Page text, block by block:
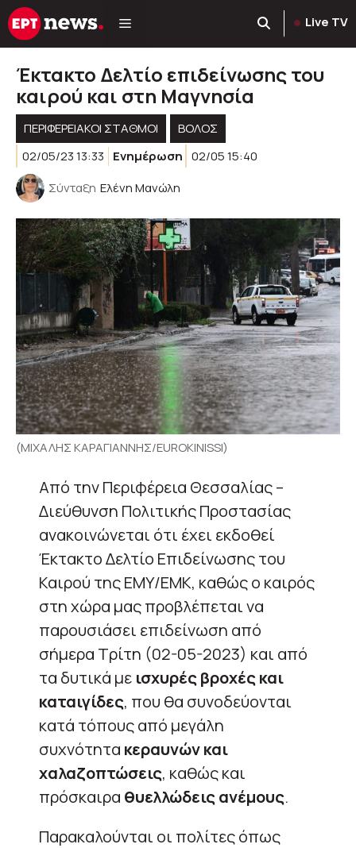
Μετάβαση
σε
Live TV
Έκτακτο Δελτίο επιδείνωσης του
καιρού και στη Μαγνησία
ΠΕΡΙΦΕΡΕΙΑΚΟΊ ΣΤΑΘΜΟΊ
ΒΟΛΟΣ
02/05/23 13:33
Ενημέρωση 02/05 15:40
Σύνταξη Ελένη Μανώλη
(ΜΙΧΑΛΗΣ ΚΑΡΑΓΙΑΝΝΗΣ/EUROKINISSI)
Από την Περιφέρεια Θεσσαλίας –
Διεύθυνση Πολιτικής Προστασίας
ανακοινώνεται ότι έχει εκδοθεί
Έκτακτο Δελτίο Επιδείνωσης του
Καιρού της ΕΜΥ/ΕΜΚ, καθώς ο καιρός
στη χώρα μας προβλέπεται να
παρουσιάσει επιδείνωση από
σήμερα Τρίτη (02-05-2023) και από
τα δυτικά με ισχυρές βροχές και
καταιγίδες, που θα συνοδεύονται
κατά τόπους από μεγάλη
συχνότητα κεραυνών και
χαλαζοπτώσεις, καθώς και
πρόσκαιρα θυελλώδεις ανέμους.
Παρακαλούνται οι πολίτες όπως